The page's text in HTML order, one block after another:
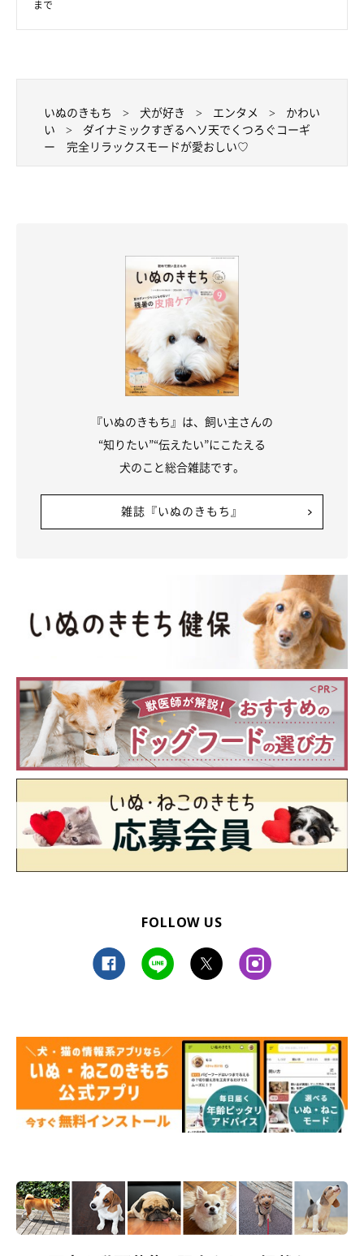
まで
いぬのきもち 犬が好き エンタメ
かわい
い
ダイナミックすぎるヘソ天でくつろぐコーギ
ー 完全リラックスモードが愛おしい♡
『いぬのきもち』は、飼い主さんの
“知りたい”“伝えたい”にこたえる
犬のこと総合雑誌です。
雑誌『いぬのきもち』
FOLLOW US